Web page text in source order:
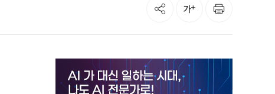
공유 글자크기 인쇄